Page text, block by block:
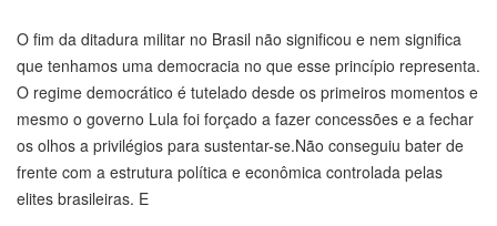
O fim da ditadura militar no Brasil não significou e nem significa
que tenhamos uma democracia no que esse princípio representa.
O regime democrático é tutelado desde os primeiros momentos e
mesmo o governo Lula foi forçado a fazer concessões e a fechar
os olhos a privilégios para sustentar-se.Não conseguiu bater de
frente com a estrutura política e econômica controlada pelas
elites brasileiras. E